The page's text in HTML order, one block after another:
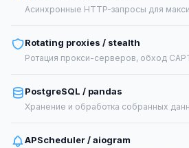
Асинхронные HTTP-запросы для
Rotating proxies / stealth
Ротация прокси-серверов, обход
PostgreSQL / pandas
Хранение и обработка собранных
APScheduler / aiogram